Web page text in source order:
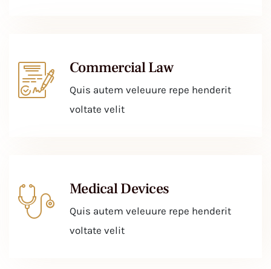
Commercial Law
Quis autem veleuure repe henderit
voltate velit
Medical Devices
Quis autem veleuure repe henderit
voltate velit